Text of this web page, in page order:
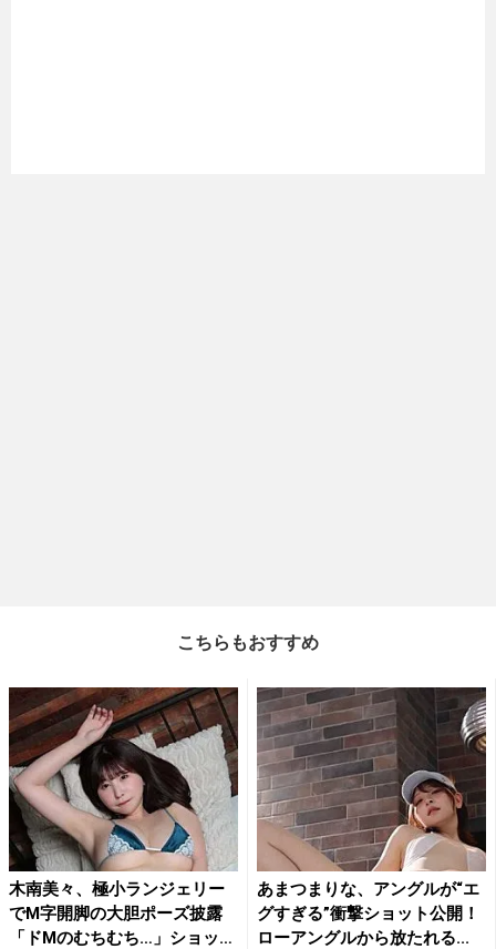
こちらもおすすめ
木南美々、極小ランジェリー
でM字開脚の大胆ポーズ披露
「ドMのむちむち…」ショッ
あまつまりな、アングルが“エ
グすぎる”衝撃ショット公開！
ローアングルから放たれる...